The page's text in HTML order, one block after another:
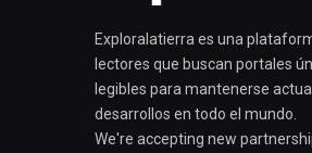
Exploralatierra es una
lectores que buscan portales
legibles para mantenerse
desarrollos en todo el mundo.
We're accepting new